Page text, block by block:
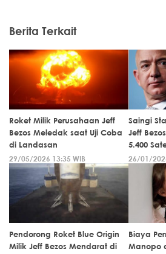
Berita Terkait
Roket Milik Perusahaan Jeff
Bezos Meledak saat Uji Coba
di Landasan
29/05/2026 13:35 WIB
Saingi
Jeff
5.400
26/01/
Pendorong Roket Blue Origin
Milik Jeff Bezos Mendarat di
Biaya
Manopo